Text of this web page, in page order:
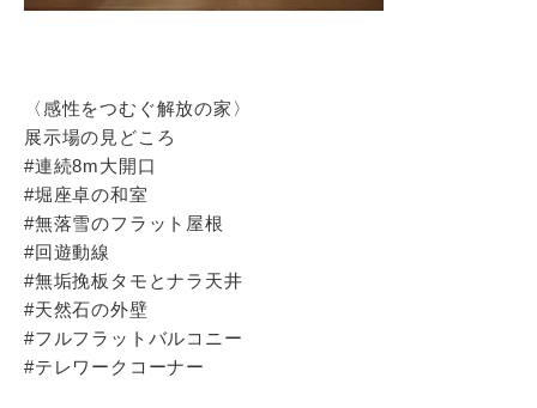
〈感性をつむぐ解放の家〉
展示場の見どころ
#連続8m大開口
#堀座卓の和室
#無落雪のフラット屋根
#回遊動線
#無垢挽板タモとナラ天井
#天然石の外壁
#フルフラットバルコニー
#テレワークコーナー